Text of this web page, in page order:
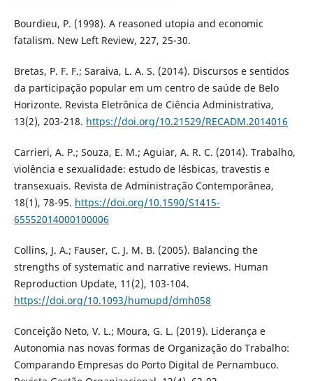
Bourdieu, P. (1998). A reasoned utopia and economic
fatalism. New Left Review, 227, 25-30.
Bretas, P. F. F.; Saraiva, L. A. S. (2014). Discursos e sentidos
da participação popular em um centro de saúde de Belo
Horizonte. Revista Eletrônica de Ciência Administrativa,
13(2), 203-218. https://doi.org/10.21529/RECADM.2014016
Carrieri, A. P.; Souza, E. M.; Aguiar, A. R. C. (2014). Trabalho,
violência e sexualidade: estudo de lésbicas, travestis e
transexuais. Revista de Administração Contemporânea,
18(1), 78-95. https://doi.org/10.1590/S1415-
65552014000100006
Collins, J. A.; Fauser, C. J. M. B. (2005). Balancing the
strengths of systematic and narrative reviews. Human
Reproduction Update, 11(2), 103-104.
https://doi.org/10.1093/humupd/dmh058
Conceição Neto, V. L.; Moura, G. L. (2019). Liderança e
Autonomia nas novas formas de Organização do Trabalho:
Comparando Empresas do Porto Digital de Pernambuco.